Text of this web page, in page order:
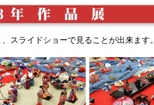
スライドショーで見ることが出来ます